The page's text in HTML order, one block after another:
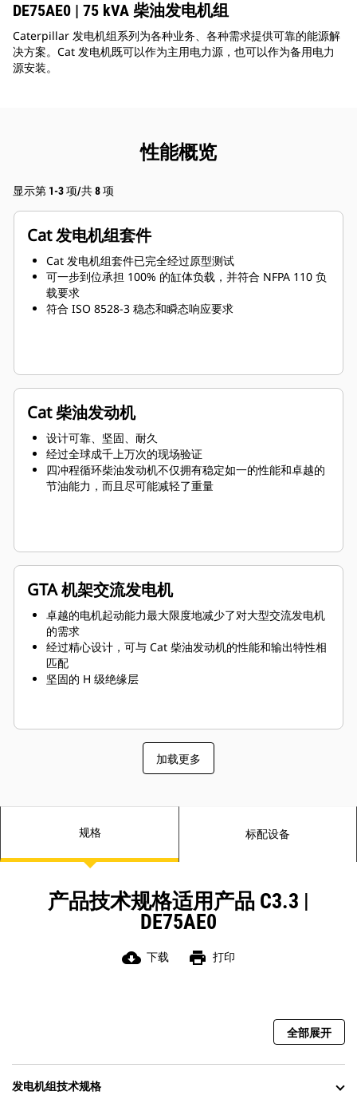
DE75AE0 | 75 kVA 柴油发电机组
Caterpillar 发电机组系列为各种业务、各种需求提供可靠的能源解
决方案。Cat 发电机既可以作为主用电力源，也可以作为备用电力
源安装。
性能概览
显示第 1-3 项/共 8 项
Cat 发电机组套件
Cat 发电机组套件已完全经过原型测试
可一步到位承担 100% 的缸体负载，并符合 NFPA 110 负
载要求
符合 ISO 8528-3 稳态和瞬态响应要求
Cat 柴油发动机
设计可靠、坚固、耐久
经过全球成千上万次的现场验证
四冲程循环柴油发动机不仅拥有稳定如一的性能和卓越的
节油能力，而且尽可能减轻了重量
GTA 机架交流发电机
卓越的电机起动能力最大限度地减少了对大型交流发电机
的需求
经过精心设计，可与 Cat 柴油发动机的性能和输出特性相
匹配
坚固的 H 级绝缘层
加载更多
规格 标配设备
产品技术规格适用产品 C3.3 |
DE75AE0
cloud_download 下载 print 打印
全部展开
发电机组技术规格